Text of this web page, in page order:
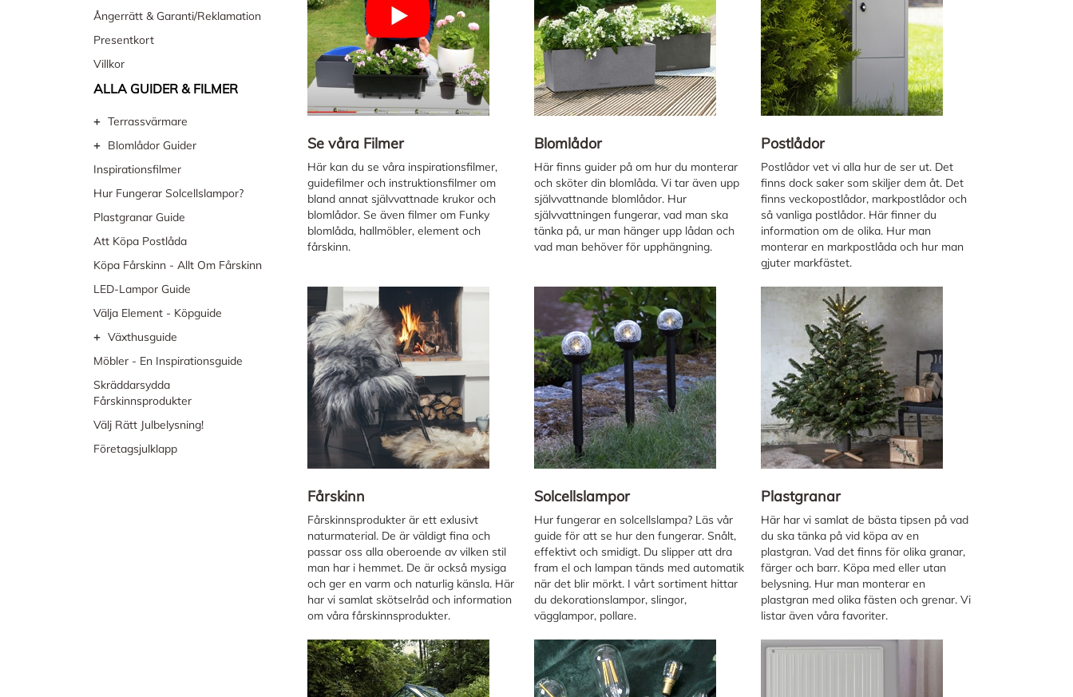
Se våra Filmer
Här kan du se våra inspirationsfilmer,
guidefilmer och instruktionsfilmer om
bland annat självvattnade krukor och
blomlådor. Se även filmer om Funky
blomlåda, hallmöbler, element och
fårskinn.
Blomlådor
Här finns guider på om hur du monterar
och sköter din blomlåda. Vi tar även upp
självvattnande blomlådor. Hur
självvattningen fungerar, vad man ska
tänka på, ur man hänger upp lådan och
vad man behöver för upphängning.
Postlådor
Postlådor vet vi alla hur de ser ut. Det
finns dock saker som skiljer dem åt. Det
finns veckopostlådor, markpostlådor och
så vanliga postlådor. Här finner du
information om de olika. Hur man
monterar en markpostlåda och hur man
gjuter markfästet.
Fårskinn
Fårskinnsprodukter är ett exlusivt
naturmaterial. De är väldigt fina och
passar oss alla oberoende av vilken stil
man har i hemmet. De är också mysiga
och ger en varm och naturlig känsla. Här
har vi samlat skötselråd och information
om våra fårskinnsprodukter.
Solcellslampor
Hur fungerar en solcellslampa? Läs vår
guide för att se hur den fungerar. Snålt,
effektivt och smidigt. Du slipper att dra
fram el och lampan tänds med automatik
när det blir mörkt. I vårt sortiment hittar
du dekorationslampor, slingor,
vägglampor, pollare.
Plastgranar
Här har vi samlat de bästa tipsen på vad
du ska tänka på vid köpa av en
plastgran. Vad det finns för olika granar,
färger och barr. Köpa med eller utan
belysning. Hur man monterar en
plastgran med olika fästen och grenar. Vi
listar även våra favoriter.
Ångerrätt & Garanti/Reklamation
Presentkort
Villkor
ALLA GUIDER & FILMER
+ Terrassvärmare
+
Blomlådor Guider
Inspirationsfilmer
Hur Fungerar Solcellslampor?
Plastgranar Guide
Att Köpa Postlåda
Köpa Fårskinn - Allt Om Fårskinn
LED-Lampor Guide
Välja Element - Köpguide
+ Växthusguide
Möbler - En Inspirationsguide
Skräddarsydda
Fårskinnsprodukter
Välj Rätt Julbelysning!
Företagsjulklapp